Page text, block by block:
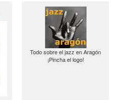
Todo sobre el jazz en Aragón
¡Pincha el logo!